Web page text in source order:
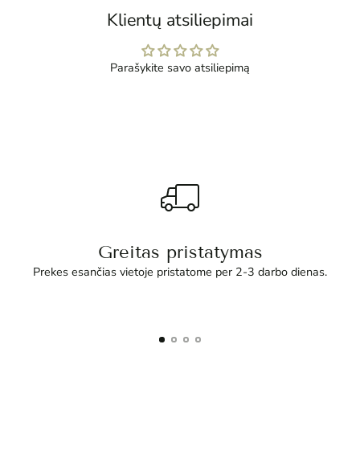
Klientų atsiliepimai
Parašykite savo atsiliepimą
Greitas pristatymas
Prekes esančias vietoje pristatome per 2-3 darbo dienas.